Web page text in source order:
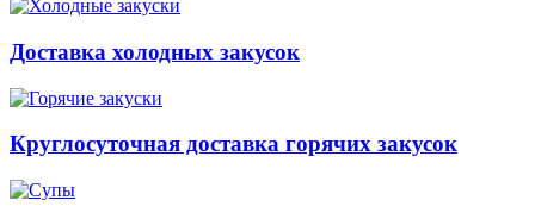
Доставка холодных закусок
Круглосуточная доставка горячих закусок